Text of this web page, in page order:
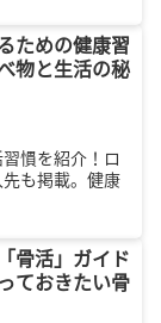
ドバイスを提
ための健康習
物と生活の秘
慣を紹介！ロ
も掲載。健康
骨活」ガイド
ておきたい骨